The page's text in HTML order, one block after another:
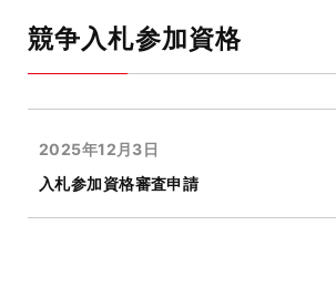
競争入札参加資格
2025年12月3日
入札参加資格審査申請